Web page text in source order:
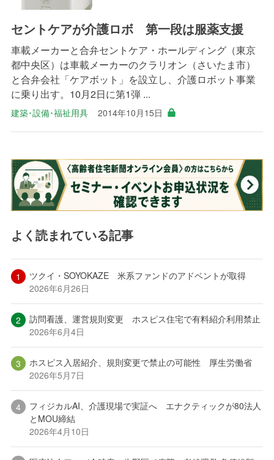
セントケアが介護ロボ 第一段は服薬支援
車載メーカーと合弁セントケア・ホールディング（東京
都中央区）は車載メーカーのクラリオン（さいたま市）
と合弁会社「ケアボット」を設立し、介護ロボット事業
に乗り出す。10月2日に第1弾 ...
建築･設備･福祉用具 2014年10月15日
よく読まれている記事
ツクイ・SOYOKAZE 米系ファンドのアドベントが取得
2026年6月26日
訪問看護、運営規則変更 ホスピス住宅で有料紹介利用禁止
2026年6月4日
ホスピス入居紹介、規則変更で禁止の可能性 厚生労働省
2026年5月7日
フィジカルAI、介護現場で実証へ エナクティックが80法人
とMOU締結
2026年4月10日